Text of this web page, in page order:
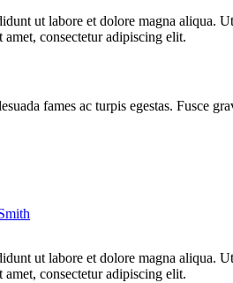
ut labore et dolore magna
consectetur adipiscing elit.
fames ac turpis egestas.
ut labore et dolore magna
consectetur adipiscing elit.